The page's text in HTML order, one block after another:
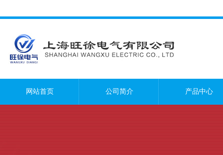
网站首页 公司简介 产品中心